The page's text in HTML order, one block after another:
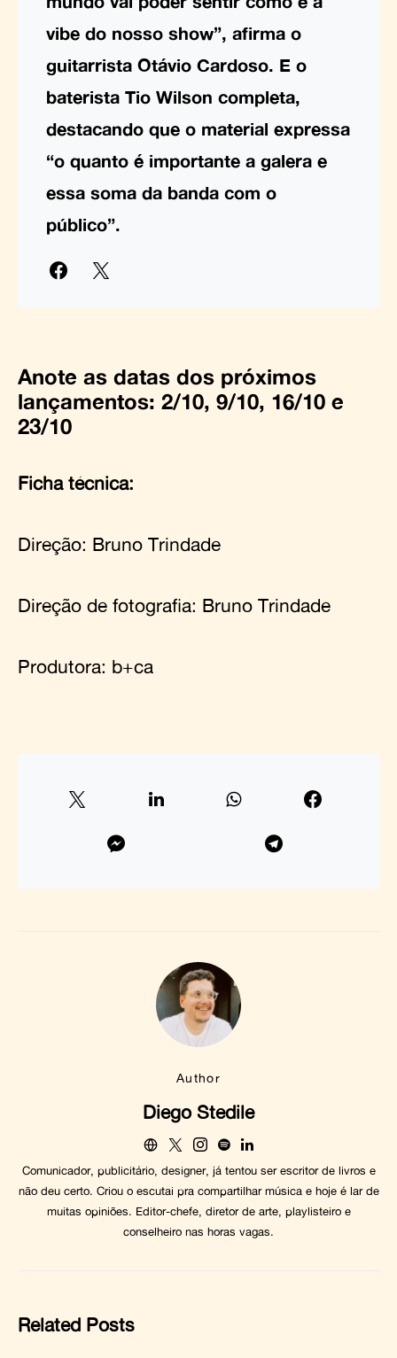
vibe do nosso show”, afirma o
guitarrista Otávio Cardoso. E o
baterista Tio Wilson completa,
destacando que o material expressa
“o quanto é importante a galera e
essa soma da banda com o
público”.
Anote as datas dos próximos
lançamentos: 2/10, 9/10, 16/10 e
23/10
Ficha técnica:
Direção: Bruno Trindade
Direção de fotografia: Bruno Trindade
Produtora: b+ca
Author
Diego Stedile
Comunicador, publicitário, designer, já tentou ser escritor de livros e
não deu certo. Criou o escutai pra compartilhar música e hoje é lar de
muitas opiniões. Editor-chefe, diretor de arte, playlisteiro e
conselheiro nas horas vagas.
Related Posts